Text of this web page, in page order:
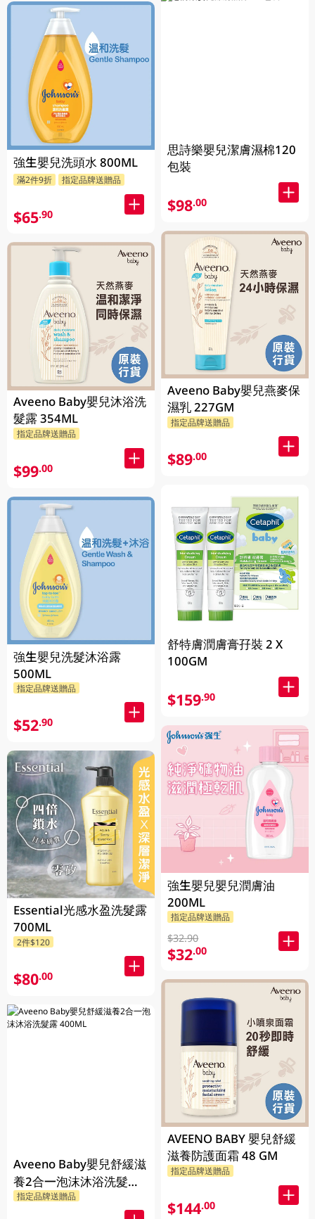
強生嬰兒洗頭水 800ML
滿2件9折 指定品牌送贈品
$65.90
Aveeno Baby嬰兒沐浴洗
髮露 354ML
指定品牌送贈品
$99.00
強生嬰兒洗髮沐浴露
500ML
指定品牌送贈品
$52.90
Essential光感水盈洗髮露
700ML
2件$120
$80.00
Aveeno Baby嬰兒舒緩滋
養2合一泡沫沐浴洗髮露
400ML
指定品牌送贈品
思詩樂嬰兒潔膚濕棉120
包裝
$98.00
Aveeno Baby嬰兒燕麥保
濕乳 227GM
指定品牌送贈品
$89.00
舒特膚潤膚膏孖裝 2 X
100GM
$159.90
強生嬰兒嬰兒潤膚油
200ML
指定品牌送贈品
$32.90
$32.00
AVEENO BABY 嬰兒舒緩
滋養防護面霜 48 GM
指定品牌送贈品
$144.00